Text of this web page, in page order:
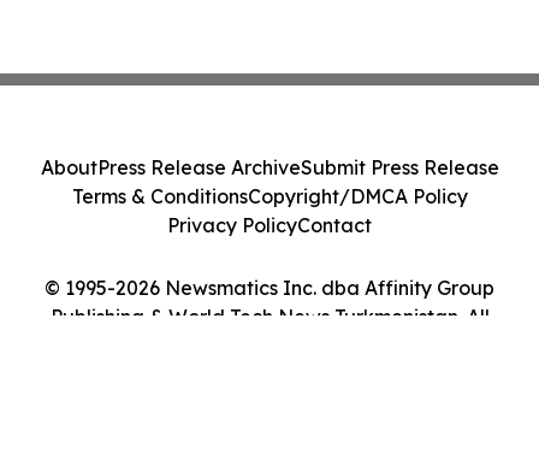
© 1995-2026 Newsmatics Inc. dba Affinity Group
Publishing & World Tech News Turkmenistan. All
AboutPress Release ArchiveSubmit Press Release
Terms & ConditionsCopyright/DMCA Policy
Privacy PolicyContact